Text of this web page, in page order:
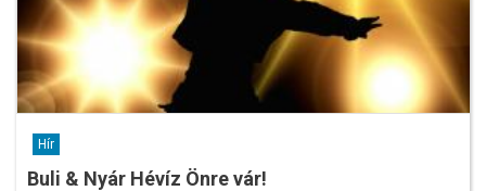
Hír
Buli & Nyár Hévíz Önre vár!